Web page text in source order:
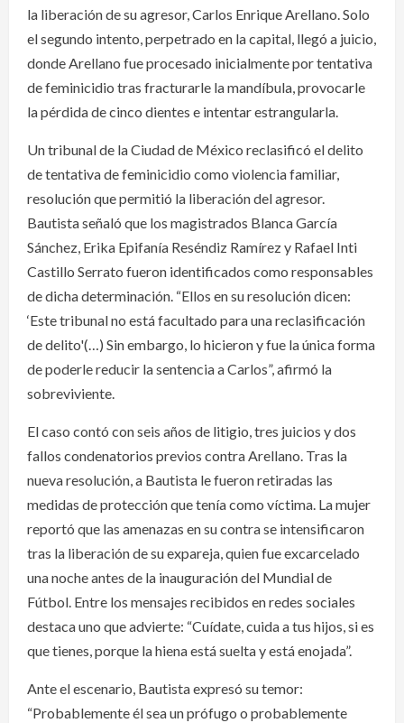
la liberación de su agresor, Carlos Enrique Arellano. Solo
el segundo intento, perpetrado en la capital, llegó a juicio,
donde Arellano fue procesado inicialmente por tentativa
de feminicidio tras fracturarle la mandíbula, provocarle
la pérdida de cinco dientes e intentar estrangularla.
Un tribunal de la Ciudad de México reclasificó el delito
de tentativa de feminicidio como violencia familiar,
resolución que permitió la liberación del agresor.
Bautista señaló que los magistrados Blanca García
Sánchez, Erika Epifanía Reséndiz Ramírez y Rafael Inti
Castillo Serrato fueron identificados como responsables
de dicha determinación. “Ellos en su resolución dicen:
‘Este tribunal no está facultado para una reclasificación
de delito'(…) Sin embargo, lo hicieron y fue la única forma
de poderle reducir la sentencia a Carlos”, afirmó la
sobreviviente.
El caso contó con seis años de litigio, tres juicios y dos
fallos condenatorios previos contra Arellano. Tras la
nueva resolución, a Bautista le fueron retiradas las
medidas de protección que tenía como víctima. La mujer
reportó que las amenazas en su contra se intensificaron
tras la liberación de su expareja, quien fue excarcelado
una noche antes de la inauguración del Mundial de
Fútbol. Entre los mensajes recibidos en redes sociales
destaca uno que advierte: “Cuídate, cuida a tus hijos, si es
que tienes, porque la hiena está suelta y está enojada”.
Ante el escenario, Bautista expresó su temor:
“Probablemente él sea un prófugo o probablemente